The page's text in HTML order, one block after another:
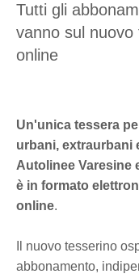
Tutti gli
vanno sul
online
Un'unica tessera
urbani, extraurbani
Autolinee Varesine
è in formato
online.
Il nuovo tesserino
abbonamento,